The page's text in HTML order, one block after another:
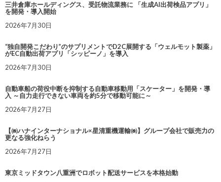
三井倉庫ホールディングス、受託物流業務に 「生成AI出荷検品アプリ」
を開発・導入開始
2026年7月30日
“独自開発こだわり”のサプリメントでD2C展開する「ウェルモット製薬」
がEC自動出荷アプリ「シッピーノ」を導入
2026年7月30日
自動車船の荷役中断を抑制する自動車移動用「スケーター」を開発・導
入 ～自力走行できない車両を約5分で移動可能に～
2026年7月27日
【㈱ハナインターナショナル×星清重機運輸㈱】グループ会社で販売力の
更なる強化ねらう
2026年7月27日
東京ミッドタウン八重洲でロボット配送サービスを本格始動